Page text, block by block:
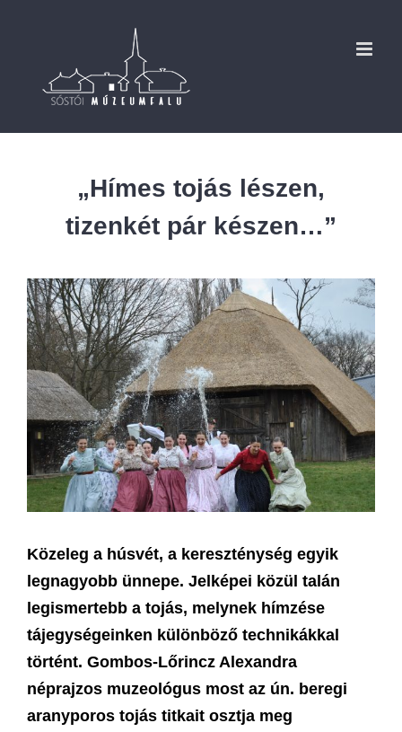
„Hímes tojás lészen,
tizenkét pár készen…”
Közeleg a húsvét, a kereszténység egyik
legnagyobb ünnepe. Jelképei közül talán
legismertebb a tojás, melynek hímzése
tájegységeinken különböző technikákkal
történt. Gombos-Lőrincz Alexandra
néprajzos muzeológus most az ún. beregi
aranyporos tojás titkait osztja meg